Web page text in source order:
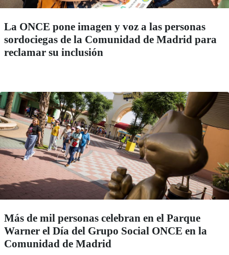
La ONCE pone imagen y voz a las personas
sordociegas de la Comunidad de Madrid para
reclamar su inclusión
Más de mil personas celebran en el Parque
Warner el Día del Grupo Social ONCE en la
Comunidad de Madrid